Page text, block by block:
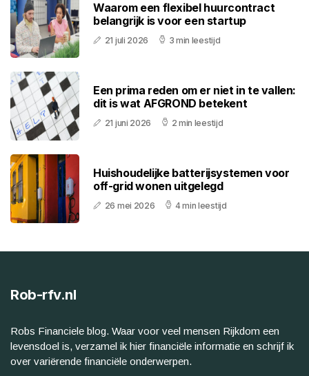
Waarom een flexibel huurcontract
belangrijk is voor een startup
21 juli 2026 3 min leestijd
Een prima reden om er niet in te vallen:
dit is wat AFGROND betekent
21 juni 2026 2 min leestijd
Huishoudelijke batterijsystemen voor
off-grid wonen uitgelegd
26 mei 2026 4 min leestijd
Rob-rfv.nl
Robs Financiele blog. Waar voor veel mensen Rijkdom een
levensdoel is, verzamel ik hier financiële informatie en schrijf ik
over variërende financiële onderwerpen.